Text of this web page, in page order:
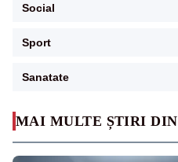
MAI MULTE ȘTIRI DIN
Social
Sport
Sanatate